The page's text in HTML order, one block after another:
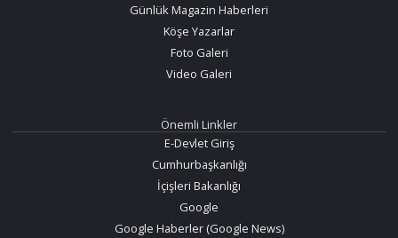
Günlük Magazin Haberleri
Köşe Yazarlar
Foto Galeri
Video Galeri
Önemli Linkler
E-Devlet Giriş
Cumhurbaşkanlığı
İçişleri Bakanlığı
Google
Google Haberler (Google News)